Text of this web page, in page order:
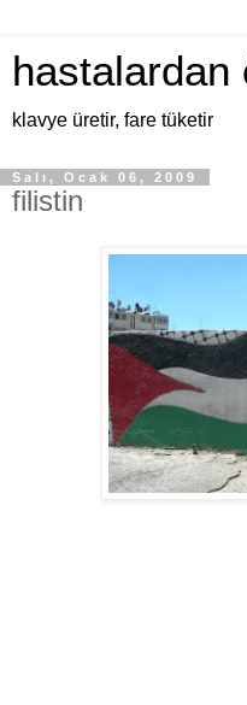
hastalardan
klavye üretir, fare tüketir
Salı, Ocak 06, 2009
filistin